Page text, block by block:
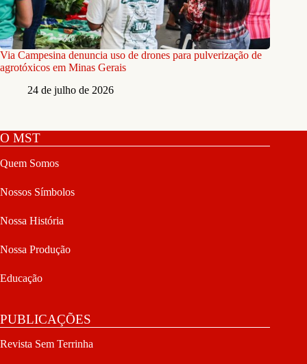
Via Campesina denuncia uso de drones para pulverização de
agrotóxicos em Minas Gerais
24 de julho de 2026
O MST
Quem Somos
Nossos Símbolos
Nossa História
Nossa Produção
Educação
PUBLICAÇÕES
Revista Sem Terrinha